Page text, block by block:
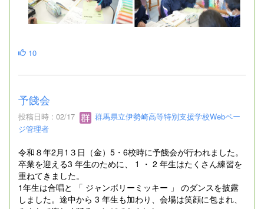
10
予餞会
投稿日時 : 02/17
群馬県立伊勢崎高等特別支援学校Webペー
ジ管理者
令和８年2月1３日（金）5・6校時に予餞会が行われました。
卒業を迎える3 年生のために、 1 ・ 2 年生はたくさん練習を
重ねてきました。
1年生は合唱と 「 ジャンボリーミッキー 」 のダンスを披露
しました。途中から 3 年生も加わり、会場は笑顔に包まれ、